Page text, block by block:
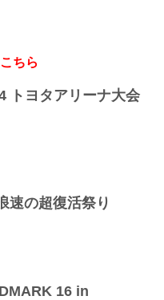
。カーライル選手のフィジカ
率直な感想をお聞かせいた
しました！それに尽きます。
りますか？
インタビューを公開！
タビュー vol.1 / RIZIN.44
RIZINのバンタム級チャンピオ
」
クなどRIZINルールを活用して
それは最初からやろうと決
ちら
トヨタアリーナ大会
速の超復活祭り
16 in